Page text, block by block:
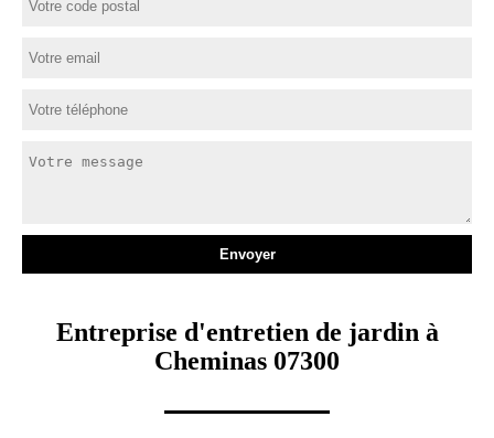
Entreprise d'entretien de jardin à
Cheminas 07300